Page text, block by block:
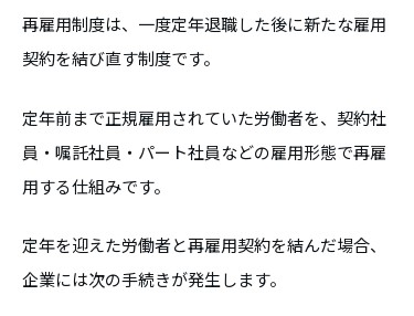
再雇用制度は、一度定年退職した後に新たな雇用
契約を結び直す制度です。
定年前まで正規雇用されていた労働者を、契約社
員・嘱託社員・パート社員などの雇用形態で再雇
用する仕組みです。
定年を迎えた労働者と再雇用契約を結んだ場合、
企業には次の手続きが発生します。